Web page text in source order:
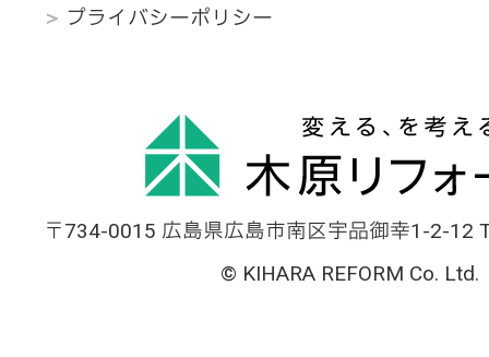
プライバシーポリシー
〒734-0015 広島県広島市南区宇品御幸1-2-12
© KIHARA REFORM Co. Ltd.